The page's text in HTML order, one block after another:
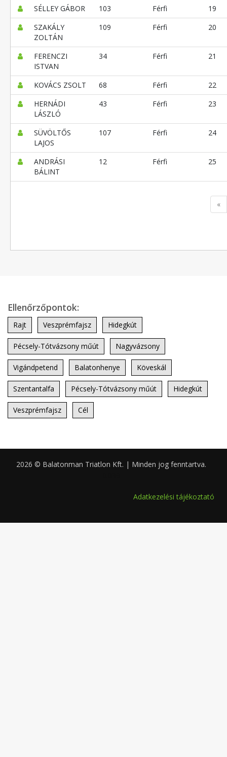
SÉLLEY GÁBOR 103 Férfi
19
SZAKÁLY
ZOLTÁN
109 Férfi 20
FERENCZI
ISTVAN
34 Férfi 21
KOVÁCS ZSOLT 68 Férfi
22
HERNÁDI
LÁSZLÓ
43 Férfi 23
SÜVÖLTŐS
LAJOS
107 Férfi 24
ANDRÁSI
BÁLINT
12 Férfi 25
«
Ellenőrzőpontok:
Rajt Veszprémfajsz Hidegkút
Pécsely-Tótvázsony műút Nagyvázsony
Vigándpetend Balatonhenye Köveskál
Szentantalfa Pécsely-Tótvázsony műút Hidegkút
Veszprémfajsz Cél
2026 © Balatonman Triatlon Kft. | Minden jog fenntartva.
Adatkezelési tájékoztató